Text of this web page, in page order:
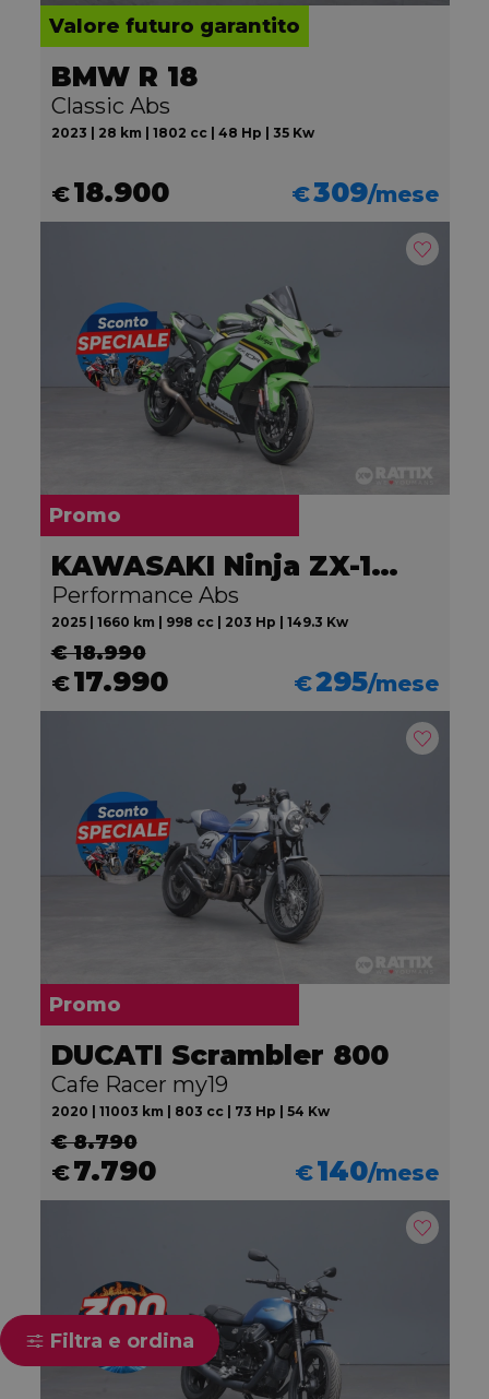
Valore futuro garantito
BMW R 18
Classic Abs
2023 | 28 km | 1802 cc | 48 Hp | 35 Kw
€18.900 €309/mese
Promo
KAWASAKI Ninja ZX-10R
Performance Abs
2025 | 1660 km | 998 cc | 203 Hp | 149.3 Kw
€ 18.990
€17.990 €295/mese
Promo
DUCATI Scrambler 800
Cafe Racer my19
2020 | 11003 km | 803 cc | 73 Hp | 54 Kw
€ 8.790
€7.790 €140/mese
Filtra e ordina